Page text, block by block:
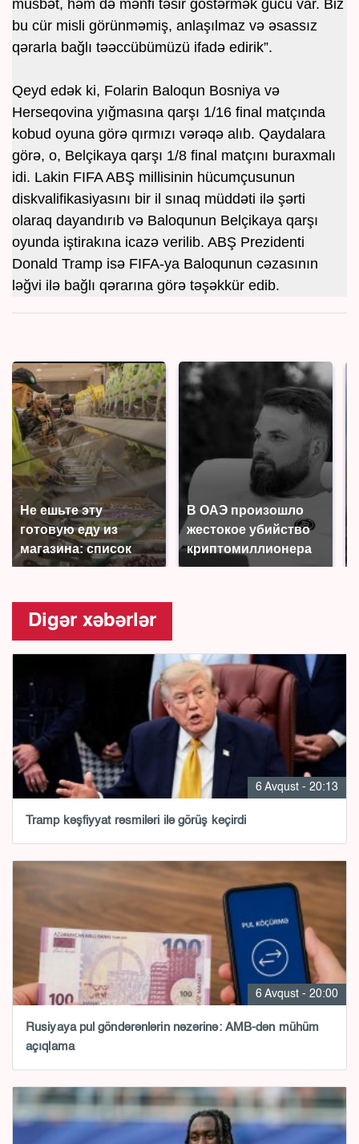
müsbət, həm də mənfi təsir göstərmək gücü var. Biz
bu cür misli görünməmiş, anlaşılmaz və əsassız
qərarla bağlı təəccübümüzü ifadə edirik”.
Qeyd edək ki, Folarin Baloqun Bosniya və
Herseqovina yığmasına qarşı 1/16 final matçında
kobud oyuna görə qırmızı vərəqə alıb. Qaydalara
görə, o, Belçikaya qarşı 1/8 final matçını buraxmalı
idi. Lakin FIFA ABŞ millisinin hücumçusunun
diskvalifikasiyasını bir il sınaq müddəti ilə şərti
olaraq dayandırıb və Baloqunun Belçikaya qarşı
oyunda iştirakına icazə verilib. ABŞ Prezidenti
Donald Tramp isə FIFA-ya Baloqunun cəzasının
ləğvi ilə bağlı qərarına görə təşəkkür edib.
Не ешьте эту
готовую еду из
магазина: список
В ОАЭ произошло
жестокое убийство
криптомиллионера
Digər xəbərlər
6 Avqust - 20:13
Tramp kəşfiyyat rəsmiləri ilə görüş keçirdi
6 Avqust - 20:00
Rusiyaya pul göndərənlərin nəzərinə: AMB-dən mühüm
açıqlama